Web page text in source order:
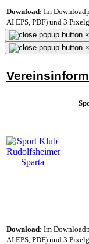
Download: Im
AI EPS, PDF) und 3
×
×
Download: Im
AI EPS, PDF) und 3